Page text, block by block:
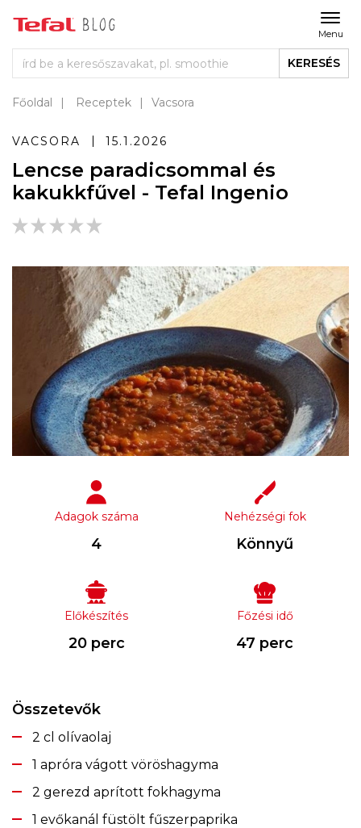
Menu
KERESÉS
Főoldal Receptek Vacsora
VACSORA 15.1.2026
Lencse paradicsommal és
kakukkfűvel - Tefal Ingenio
Adagok száma
4
Nehézségi fok
Könnyű
Előkészítés
20 perc
Főzési idő
47 perc
Összetevők
2 cl olívaolaj
1 apróra vágott vöröshagyma
2 gerezd aprított fokhagyma
1 evőkanál füstölt fűszerpaprika